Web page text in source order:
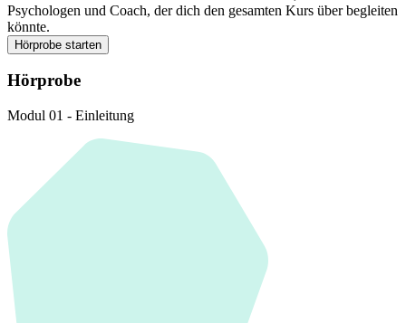
Psychologen und Coach, der dich den gesamten Kurs über begleiten
könnte.
Hörprobe starten
Hörprobe
Modul 01 - Einleitung